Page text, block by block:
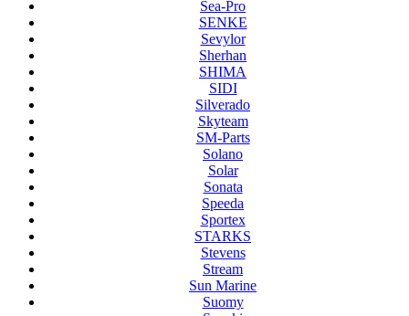
Sea-Pro
SENKE
Sevylor
Sherhan
SHIMA
SIDI
Silverado
Skyteam
SM-Parts
Solano
Solar
Sonata
Speeda
Sportex
STARKS
Stevens
Stream
Sun Marine
Suomy